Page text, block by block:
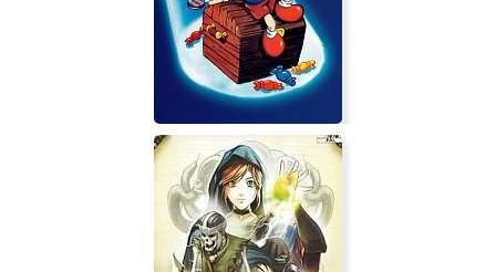
LEGO Bricktales